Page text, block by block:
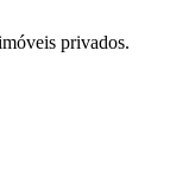
privados.